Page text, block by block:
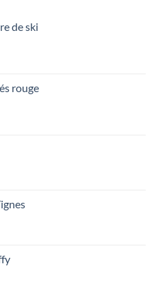
de ski
rouge
€